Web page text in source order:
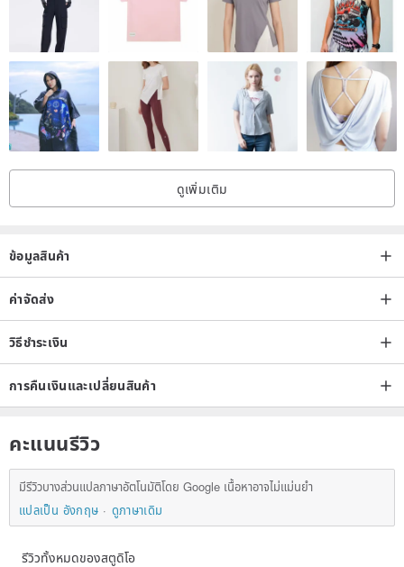
ดูเพิ่มเติม
ข้อมูลสินค้า
ค่าจัดส่ง
วิธีชำระเงิน
การคืนเงินและเปลี่ยนสินค้า
คะแนนรีวิว
มีรีวิวบางส่วนแปลภาษาอัตโนมัติโดย Google เนื้อหาอาจไม่แม่นยำ
แปลเป็น อังกฤษ
ดูภาษาเดิม
รีวิวทั้งหมดของสตูดิโอ